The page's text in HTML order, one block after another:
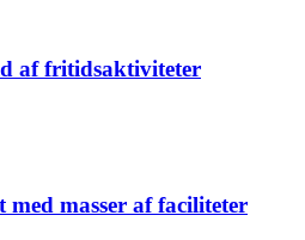
af fritidsaktiviteter
masser af faciliteter